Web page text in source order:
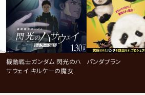
機動戦士ガンダム 閃光のハ
サウェイ キルケ―の魔女
パンダプラン